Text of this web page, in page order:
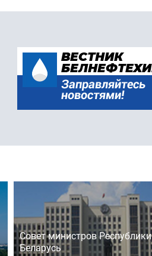
Совет министров Республики
Беларусь